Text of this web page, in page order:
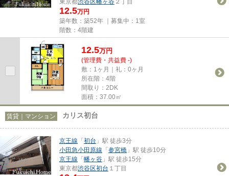
12.5万円
築年数：築52年 ｜募集中： 1室
階数：4階建
12.5万円
(管理費・共益費 -)
敷：1ヶ月｜礼：0ヶ月
所在階：4階
間取り：2DK
面積：37.00㎡
賃貸｜マンション カリス初台
京王線 「初台 」駅 徒歩3分
小田急小田原線 「参宮橋 」駅 徒歩10分
京王線 「幡ヶ谷 」駅 徒歩15分
東京都渋谷区初台 １丁目